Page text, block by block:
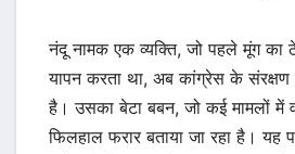
नंदू नामक एक व्यक्ति, जो पहले मूंग का
यापन करता था, अब कांग्रेस के
है। उसका बेटा बबन, जो कई मामलों में
फिलहाल फरार बताया जा रहा है। यह